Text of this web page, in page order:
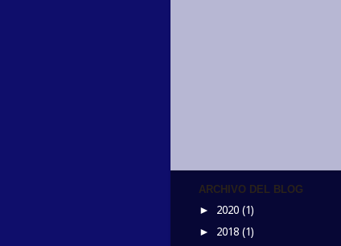
ARCHIVO DEL BLOG
► 2020 (1)
► 2018 (1)